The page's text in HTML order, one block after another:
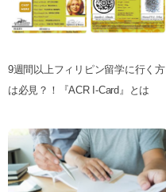
9週間以上フィリピン留学に行く方
は必見？！『ACR I-Card』とは